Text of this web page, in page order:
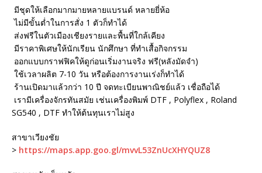
มีชุดให้เลือกมากมายหลายแบรนด์ หลายยี่ห้อ
ไม่มีขั้นต่ำในการสั่ง 1 ตัวก็ทำได้
ส่งฟรีในตัวเมืองเชียงรายและพื้นที่ใกล้เคียง
มีราคาพิเศษให้นักเรียน นักศึกษา ที่ทำเสื้อกิจกรรม
ออกแบบกราฟฟิคให้ดูก่อนเริ่มงานจริง ฟรี(หลังมัดจำ)
ใช้เวลาผลิต 7-10 วัน หรือต้องการงานเร่งก็ทำได้
ร้านเปิดมาแล้วกว่า 10 ปี จดทะเบียนพาณิชย์แล้ว เชื่อถือได้
เรามีเครื่องจักรทันสมัย เช่นเครื่องพิมพ์ DTF , Polyflex , Roland
SG540 , DTF ทำให้ต้นทุนเราไม่สูง
สาขาเวียงชัย
> https://maps.app.goo.gl/mvvL53ZnUcXHYQUZ8